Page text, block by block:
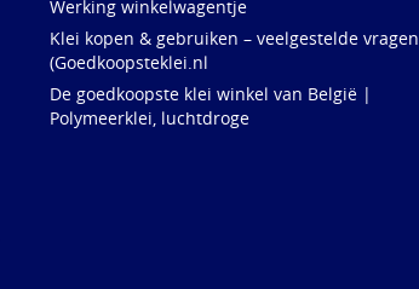
Werking winkelwagentje
Klei kopen & gebruiken – veelgestelde vragen
(Goedkoopsteklei.nl
De goedkoopste klei winkel van België |
Polymeerklei, luchtdroge